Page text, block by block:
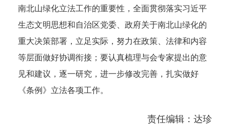
南北山绿化立法工作的重要性，全面贯彻落实习近平
生态文明思想和自治区党委、政府关于南北山绿化的
重大决策部署，立足实际，努力在政策、法律和内容
等层面做好协调衔接；要认真梳理与会专家提出的意
见和建议，逐一研究，进一步修改完善，扎实做好
《条例》立法各项工作。
责任编辑：达珍